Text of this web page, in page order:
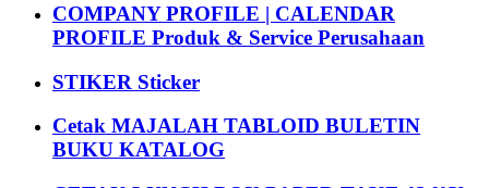
COMPANY PROFILE | CALENDAR
PROFILE Produk & Service Perusahaan
STIKER Sticker
Cetak MAJALAH TABLOID BULETIN
BUKU KATALOG